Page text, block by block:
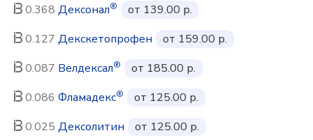
0.368 Дексонал®
от 139.00 р.
0.127 Декскетопрофен
от 159.00 р.
0.087 Велдексал®
от 185.00 р.
0.086 Фламадекс®
от 125.00 р.
0.025 Дексолитин
от 125.00 р.